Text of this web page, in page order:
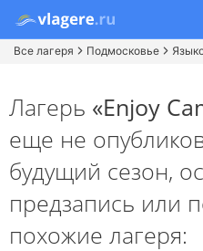
Все лагеря Подмосковье
Лагерь «Enjoy
еще не
будущий сезон,
предзапись или
похожие лагеря: